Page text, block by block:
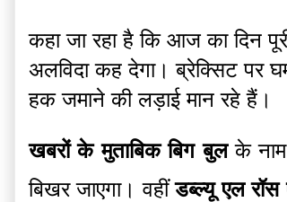
कहा जा रहा है कि आज का दिन
अलविदा कह देगा। ब्रेक्सिट पर
हक जमाने की लड़ाई मान रहे हैं।
खबरों के मुताबिक बिग बुल के
बिखर जाएगा। वहीं डब्ल्यू एल